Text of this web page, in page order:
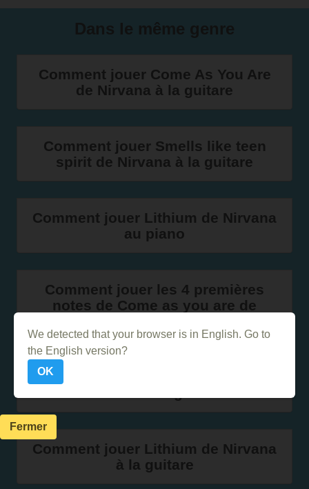
Comment jouer Come As You Are
de Nirvana à la guitare
Comment jouer Smells like teen
spirit de Nirvana à la guitare
Comment jouer Lithium de Nirvana
au piano
Comment jouer les 4 premières
notes de Come as you are de
Jouer Smells like teen spirit de
Comment jouer Lithium de Nirvana
à la guitare
We detected that your browser is in English. Go to
the English version?
OK
Fermer